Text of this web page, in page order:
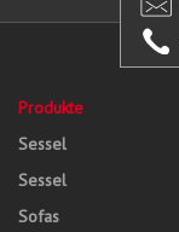
Produkte
Sessel
Sessel
Sofas